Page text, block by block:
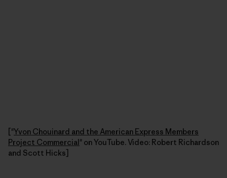
["Yvon Chouinard and the American Express Members
Project Commercial" on YouTube. Video: Robert Richardson
and Scott Hicks]